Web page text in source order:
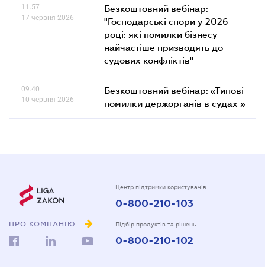
11.57
17 червня 2026
Безкоштовний вебінар:
"Господарські спори у 2026
році: які помилки бізнесу
найчастіше призводять до
судових конфліктів"
09.40
10 червня 2026
Безкоштовний вебінар: «Типові
помилки держорганів в судах »
ПРО КОМПАНІЮ
Центр підтримки користувачів
0-800-210-103
Підбір продуктів та рішень
0-800-210-102